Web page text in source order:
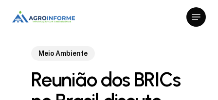
Menu
Meio Ambiente
Reunião dos BRICs